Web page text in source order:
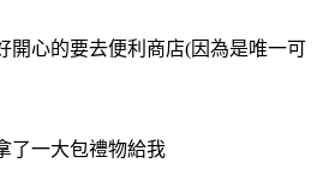
開心的要去便利商店(因為是唯一可
了一大包禮物給我